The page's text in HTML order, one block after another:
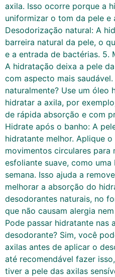
axila. Isso ocorre porque a
uniformizar o tom da pele e
Desodorização natural: A
barreira natural da pele, o
e a entrada de bactérias. 5.
A hidratação deixa a pele
com aspecto mais
naturalmente? Use um óleo
hidratar a axila, por
de rápida absorção e com
Hidrate após o banho: A
hidratante melhor. Aplique
movimentos circulares para
esfoliante suave, como
semana. Isso ajuda a
melhorar a absorção do
desodorantes naturais, no
que não causam alergia
Pode passar hidratante nas
desodorante? Sim, você
axilas antes de aplicar o
até recomendável fazer
tiver a pele das axilas